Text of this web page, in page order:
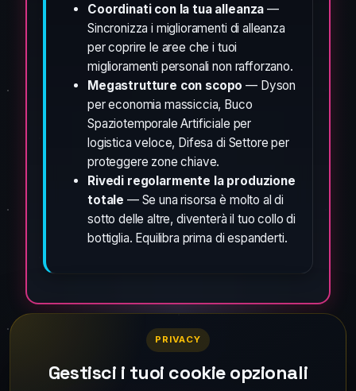
Coordinati con la tua alleanza —
Sincronizza i miglioramenti di alleanza
per coprire le aree che i tuoi
miglioramenti personali non rafforzano.
Megastrutture con scopo — Dyson
per economia massiccia, Buco
Spaziotemporale Artificiale per
logistica veloce, Difesa di Settore per
proteggere zone chiave.
Rivedi regolarmente la produzione
totale — Se una risorsa è molto al di
sotto delle altre, diventerà il tuo collo di
bottiglia. Equilibra prima di espanderti.
PRIVACY
Gestisci i tuoi cookie opzionali